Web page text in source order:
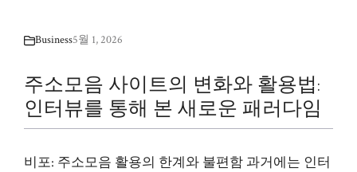
Business5월 1, 2026
주소모음 사이트의 변화와 활용법:
인터뷰를 통해 본 새로운 패러다임
비포: 주소모음 활용의 한계와 불편함 과거에는 인터